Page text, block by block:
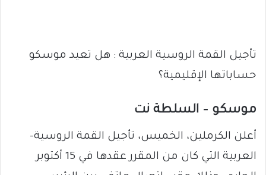
تأجيل القمة الروسية العربية : هل تعيد موسكو
حساباتها الإقليمية؟
موسكو – السلطة نت
أعلن الكرملين، الخميس، تأجيل القمة الروسية–
العربية التي كان من المقرر عقدها في 15 أكتوبر